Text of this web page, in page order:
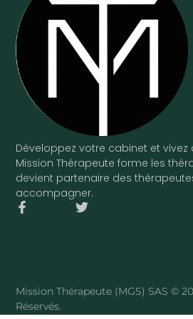
Développez votre cabinet et vivez
Mission Thérapeute forme les
devient partenaire des
accompagner.
F
k
-
T
Mission Thérapeute (MGS) SAS ©
Réservés.